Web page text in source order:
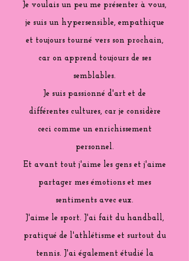
Je voulais un peu me présenter à vous,
je suis un hypersensible, empathique
et toujours tourné vers son prochain,
car on apprend toujours de ses
semblables.
Je suis passionné d'art et de
différentes cultures, car je considère
ceci comme un enrichissement
personnel.
Et avant tout j'aime les gens et j'aime
partager mes émotions et mes
sentiments avec eux.
J'aime le sport. J'ai fait du handball,
pratiqué de l'athlétisme et surtout du
tennis. J'ai également étudié la